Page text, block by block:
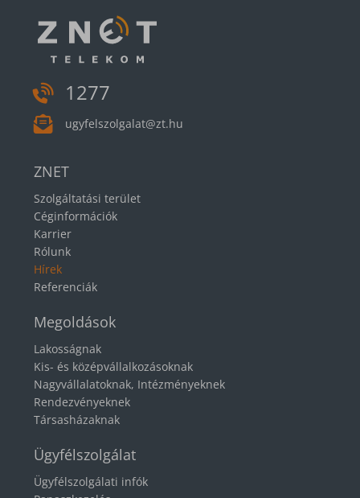
1277
ugyfelszolgalat@zt.hu
ZNET
Szolgáltatási terület
Céginformációk
Karrier
Rólunk
Hírek
Referenciák
Megoldások
Lakosságnak
Kis- és középvállalkozásoknak
Nagyvállalatoknak, Intézményeknek
Rendezvényeknek
Társasházaknak
Ügyfélszolgálat
Ügyfélszolgálati infók